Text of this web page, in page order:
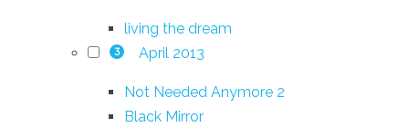
living the dream
3 April 2013
Not Needed Anymore 2
Black Mirror